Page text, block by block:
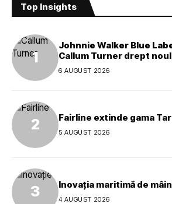
Top Insights
Johnnie Walker Blue
Callum Turner drept
global al mărcii
6 AUGUST 2026
Fairline extinde gama
5 AUGUST 2026
Inovația maritimă de
4 AUGUST 2026